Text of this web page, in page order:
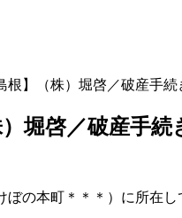
根】（株）堀啓／破産手続
）堀啓／破産手続
ぼの本町＊＊＊）に所在し